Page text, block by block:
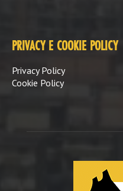
PRIVACY E COOKIE POLICY
Privacy Policy
Cookie Policy